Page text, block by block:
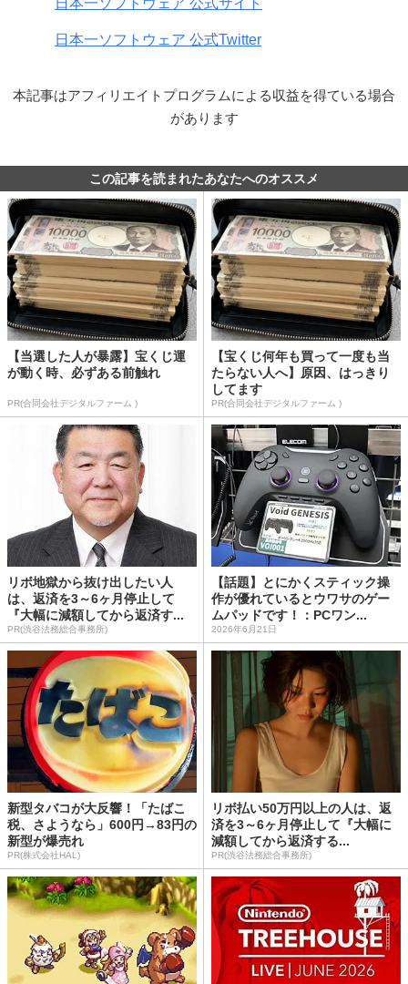
日本一ソフトウェア 公式Twitter
本記事はアフィリエイトプログラムによる収益を得ている場合
があります
この記事を読まれたあなたへのオススメ
【当選した人が暴露】宝くじ運
が動く時、必ずある前触れ
PR(合同会社デジタルファーム )
【宝くじ何年も買って一度も当
たらない人へ】原因、はっきり
してます
PR(合同会社デジタルファーム )
リボ地獄から抜け出したい人
は、返済を3～6ヶ月停止して
『大幅に減額してから返済す...
PR(渋谷法務総合事務所)
【話題】とにかくスティック操
作が優れているとウワサのゲー
ムパッドです！：PCワン...
2026年6月21日
新型タバコが大反響！「たばこ
税、さようなら」600円→83円の
新型が爆売れ
PR(株式会社HAL)
リボ払い50万円以上の人は、返
済を3～6ヶ月停止して『大幅に
減額してから返済する...
PR(渋谷法務総合事務所)